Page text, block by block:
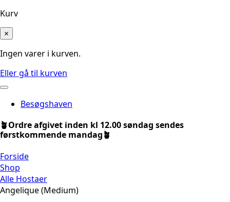
Kurv
×
Ingen varer i kurven.
Eller gå til kurven
Besøgshaven
🪴Ordre afgivet inden kl 12.00 søndag sendes
førstkommende mandag🪴
Forside
Shop
Alle Hostaer
Angelique (Medium)